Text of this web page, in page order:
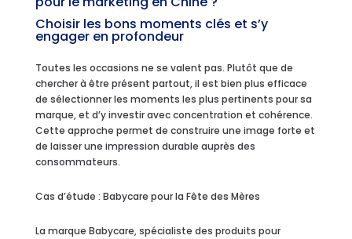
Choisir les bons moments clés et s’y
engager en profondeur
Toutes les occasions ne se valent pas. Plutôt que de
chercher à être présent partout, il est bien plus efficace
de sélectionner les moments les plus pertinents pour sa
marque, et d’y investir avec concentration et cohérence.
Cette approche permet de construire une image forte et
de laisser une impression durable auprès des
consommateurs.
Cas d’étude : Babycare pour la Fête des Mères
La marque Babycare, spécialiste des produits pour